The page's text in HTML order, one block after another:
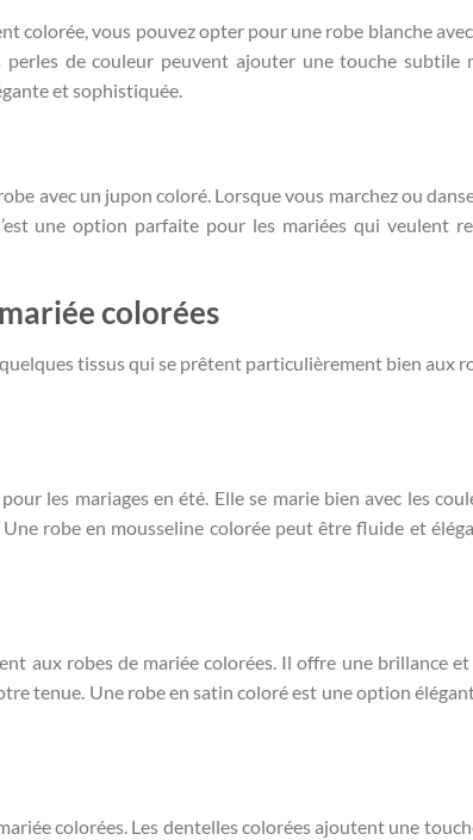
colorée, vous pouvez opter pour une robe blanche
de couleur peuvent ajouter une touche subtile
et sophistiquée.
avec un jupon coloré. Lorsque vous marchez ou
une option parfaite pour les mariées qui veulent
colorées
tissus qui se prêtent particulièrement bien aux
les mariages en été. Elle se marie bien avec les
robe en mousseline colorée peut être fluide et
aux robes de mariée colorées. Il offre une brillance et
tenue. Une robe en satin coloré est une option
colorées. Les dentelles colorées ajoutent une